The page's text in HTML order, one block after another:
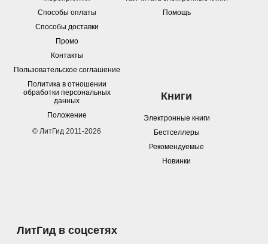
Способы оплаты
Способы доставки
Промо
Контакты
Пользовательское соглашение
Политика в отношении
обработки персональных
данных
Положение
© ЛитГид 2011-2026
Помощь
Книги
Электронные книги
Бестселлеры
Рекомендуемые
Новинки
ЛитГид в соцсетях